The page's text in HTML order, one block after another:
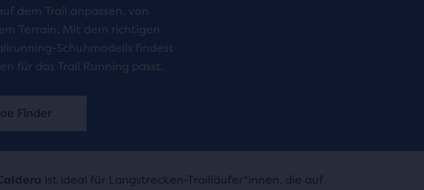
dem Trail anpassen, von
Terrain. Mit dem richtigen
Schuhmodells findest
für das Trail Running passt.
Finder
ist ideal für Langstrecken-Trailläufer*innen, die auf